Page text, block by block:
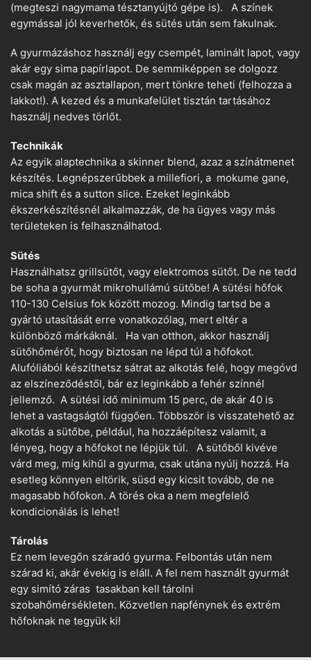
(megteszi nagymama tésztanyújtó gépe is). A színek
egymással jól keverhetők, és sütés után sem fakulnak.
A gyurmázáshoz használj egy csempét, laminált lapot, vagy
akár egy sima papírlapot. De semmiképpen se dolgozz
csak magán az asztallapon, mert tönkre teheti (felhozza a
lakkot!). A kezed és a munkafelület tisztán tartásához
használj nedves törlőt.
Technikák
Az egyik alaptechnika a skinner blend, azaz a színátmenet
készítés. Legnépszerűbbek a millefiori, a mokume gane,
mica shift és a sutton slice. Ezeket leginkább
ékszerkészítésnél alkalmazzák, de ha ügyes vagy más
területeken is felhasználhatod.
Sütés
Használhatsz grillsütőt, vagy elektromos sütőt. De ne tedd
be soha a gyurmát mikrohullámú sütőbe! A sütési hőfok
110-130 Celsius fok között mozog. Mindig tartsd be a
gyártó utasítását erre vonatkozólag, mert eltér a
különböző márkáknál. Ha van otthon, akkor használj
sütőhőmérőt, hogy biztosan ne lépd túl a hőfokot.
Alufóliából készíthetsz sátrat az alkotás felé, hogy megóvd
az elszíneződéstől, bár ez leginkább a fehér színnél
jellemző. A sütési idő minimum 15 perc, de akár 40 is
lehet a vastagságtól függően. Többször is visszatehető az
alkotás a sütőbe, például, ha hozzáépítesz valamit, a
lényeg, hogy a hőfokot ne lépjük túl. A sütőből kivéve
várd meg, míg kihűl a gyurma, csak utána nyúlj hozzá. Ha
esetleg könnyen eltörik, süsd egy kicsit tovább, de ne
magasabb hőfokon. A törés oka a nem megfelelő
kondicionálás is lehet!
Tárolás
Ez nem levegőn száradó gyurma. Felbontás után nem
szárad ki, akár évekig is eláll. A fel nem használt gyurmát
egy simító záras tasakban kell tárolni
szobahőmérsékleten. Közvetlen napfénynek és extrém
hőfoknak ne tegyük ki!